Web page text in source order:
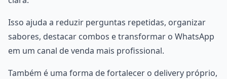
Isso ajuda a reduzir perguntas repetidas, organizar
sabores, destacar combos e transformar o WhatsApp
em um canal de venda mais profissional.
Também é uma forma de fortalecer o delivery próprio,